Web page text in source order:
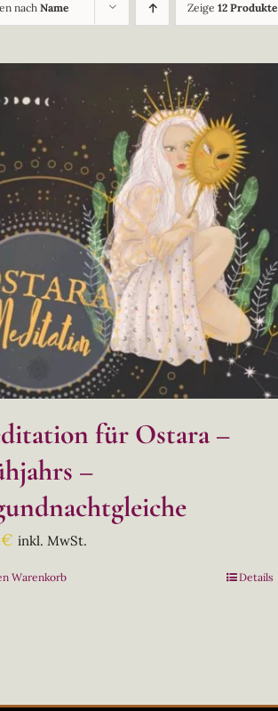
nach Name Zeige 12 Produkte
für Ostara –
–
€ inkl. MwSt.
Warenkorb Details